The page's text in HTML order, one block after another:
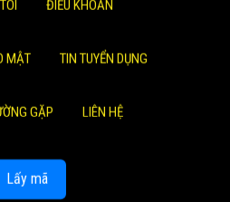
ĐIỀU KHOẢN
MẬT TIN TUYỂN DỤNG
GẶP LIÊN HỆ
Lấy mã